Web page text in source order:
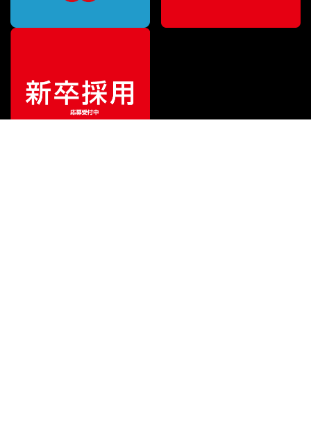
販売価格¥44,550（税込）